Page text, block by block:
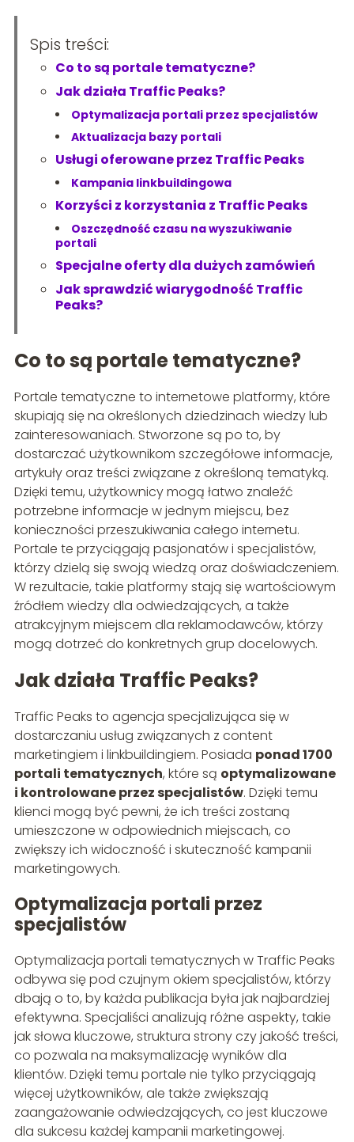
Spis treści:
Co to są portale tematyczne?
Jak działa Traffic Peaks?
Optymalizacja portali przez specjalistów
Aktualizacja bazy portali
Usługi oferowane przez Traffic Peaks
Kampania linkbuildingowa
Korzyści z korzystania z Traffic Peaks
Oszczędność czasu na wyszukiwanie
portali
Specjalne oferty dla dużych zamówień
Jak sprawdzić wiarygodność Traffic
Peaks?
Co to są portale tematyczne?
Portale tematyczne to internetowe platformy, które
skupiają się na określonych dziedzinach wiedzy lub
zainteresowaniach. Stworzone są po to, by
dostarczać użytkownikom szczegółowe informacje,
artykuły oraz treści związane z określoną tematyką.
Dzięki temu, użytkownicy mogą łatwo znaleźć
potrzebne informacje w jednym miejscu, bez
konieczności przeszukiwania całego internetu.
Portale te przyciągają pasjonatów i specjalistów,
którzy dzielą się swoją wiedzą oraz doświadczeniem.
W rezultacie, takie platformy stają się wartościowym
źródłem wiedzy dla odwiedzających, a także
atrakcyjnym miejscem dla reklamodawców, którzy
mogą dotrzeć do konkretnych grup docelowych.
Jak działa Traffic Peaks?
Traffic Peaks to agencja specjalizująca się w
dostarczaniu usług związanych z content
marketingiem i linkbuildingiem. Posiada ponad 1700
portali tematycznych, które są optymalizowane
i kontrolowane przez specjalistów. Dzięki temu
klienci mogą być pewni, że ich treści zostaną
umieszczone w odpowiednich miejscach, co
zwiększy ich widoczność i skuteczność kampanii
marketingowych.
Optymalizacja portali przez
specjalistów
Optymalizacja portali tematycznych w Traffic Peaks
odbywa się pod czujnym okiem specjalistów, którzy
dbają o to, by każda publikacja była jak najbardziej
efektywna. Specjaliści analizują różne aspekty, takie
jak słowa kluczowe, struktura strony czy jakość treści,
co pozwala na maksymalizację wyników dla
klientów. Dzięki temu portale nie tylko przyciągają
więcej użytkowników, ale także zwiększają
zaangażowanie odwiedzających, co jest kluczowe
dla sukcesu każdej kampanii marketingowej.